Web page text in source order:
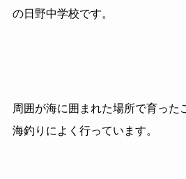
の日野中学校です。
周囲が海に囲まれた場所で育った
海釣りによく行っています。